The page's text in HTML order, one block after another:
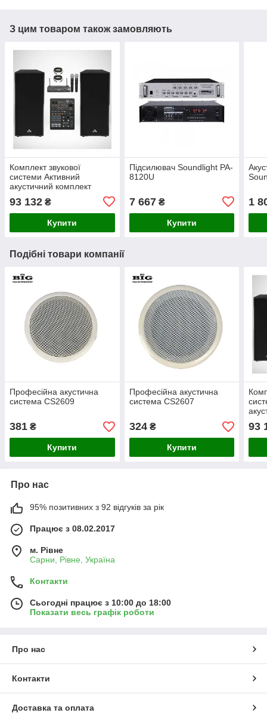
З цим товаром також замовляють
Комплект звукової
системи Активний
акустичний комплект
SOUNDLIGHT SET215A,
2800 Вт
93 132 ₴
Купити
Підсилювач Soundlight PA-
8120U
7 667₴
Купити
1
Подібні товари компанії
Професійна акустична
система CS2609
381 ₴
Купити
Професійна акустична
система CS2607
324₴
Купити
93
Про нас
95% позитивних з 92 відгуків за рік
Працює з 08.02.2017
м. Рівне
Сарни, Рівне, Україна
Контакти
Сьогодні працює з 10:00 до 18:00
Показати весь графік роботи
Про нас
Контакти
Доставка та оплата